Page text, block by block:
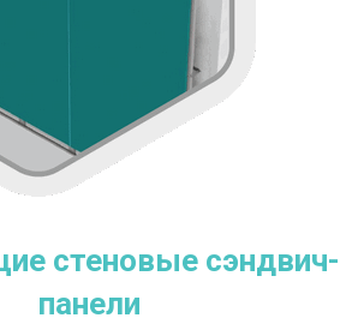
стеновые сэндвич-
панели